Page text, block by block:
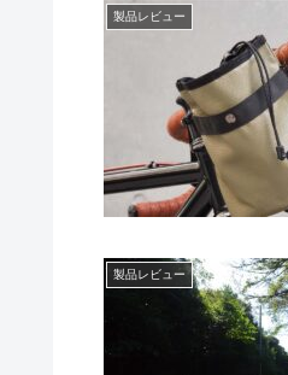
製品レビュー
製品レビュー